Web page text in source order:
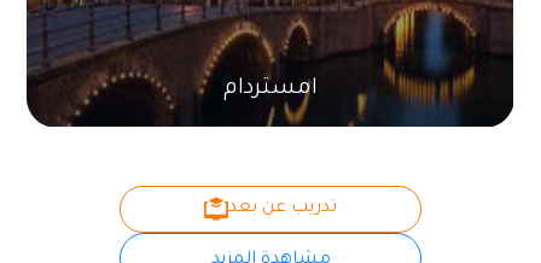
امستردام
تدريب عن بعد
مشاهدة المزيد